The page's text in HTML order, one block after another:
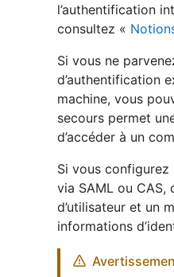
l’authentification
consultez «
Si vous ne
d’authentification
machine, vous
secours permet
d’accéder à un
Si vous configurez
via SAML ou CAS,
d’utilisateur et un
informations